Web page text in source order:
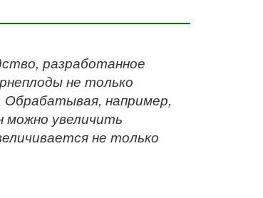
разработанное
не только
Обрабатывая, например,
можно увеличить
не только